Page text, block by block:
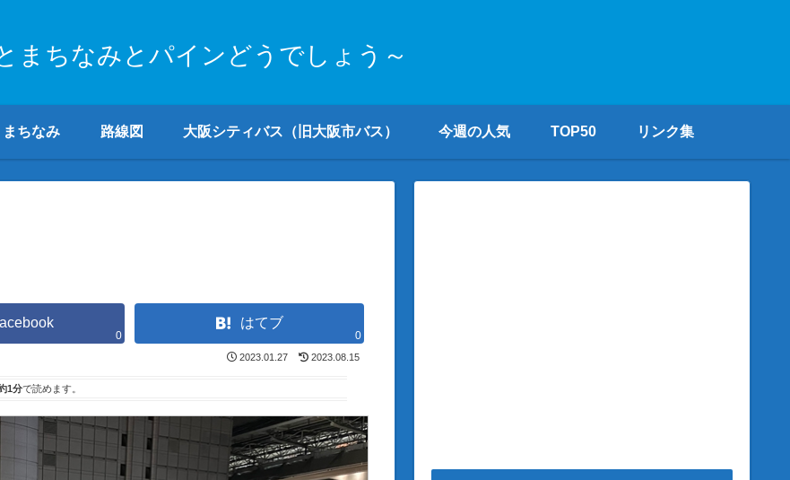
まちなみとパインどうでしょう～
まちなみ 路線図 大阪シティバス（旧大阪市バス） 今週の人気 TOP50 リンク集
0
はてブ
0
2023.01.27 2023.08.15
1分で読めます。